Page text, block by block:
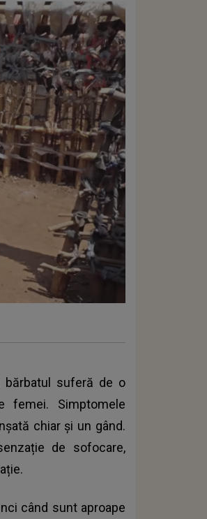
bărbatul suferă de o
femei. Simptomele
chiar și un gând.
de sofocare,
când sunt aproape